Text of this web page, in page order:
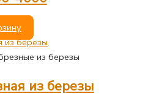
из березы
из березы